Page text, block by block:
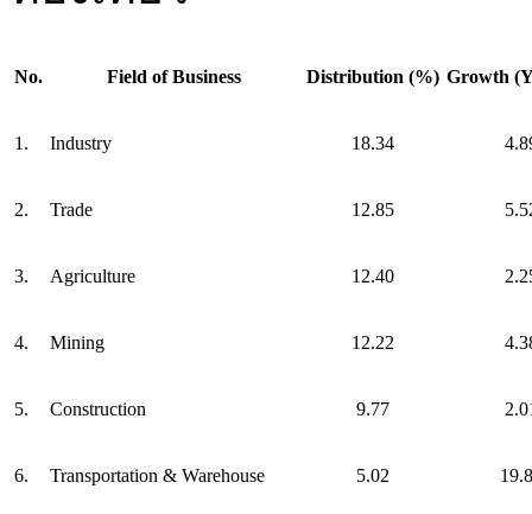
No. Field of Business Distribution (%) Growth
1. Industry 18.34
2. Trade 12.85
3. Agriculture 12.40
4. Mining 12.22
5. Construction 9.77
6. Transportation & Warehouse 5.02